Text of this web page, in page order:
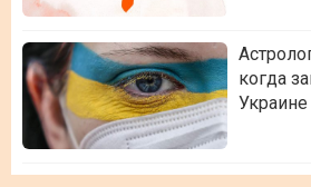
когда
Украине